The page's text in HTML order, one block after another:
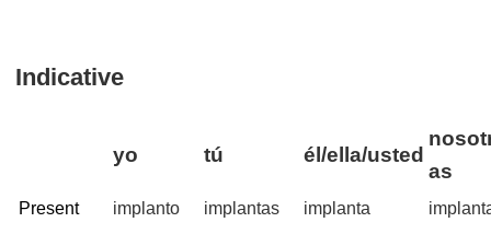
Indicative
yo tú él/ella/usted
as
Present implanto implantas implanta